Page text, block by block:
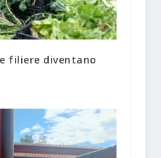
filiere diventano